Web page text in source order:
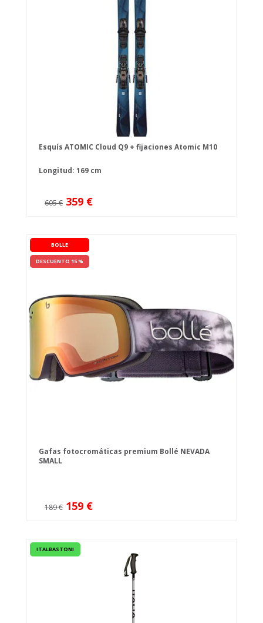
Esquís ATOMIC Cloud Q9 + fijaciones Atomic M10
Longitud: 169 cm
605 € 359 €
BOLLE
DESCUENTO 15 %
Gafas fotocromáticas premium Bollé NEVADA
SMALL
189 € 159 €
ITALBASTONI